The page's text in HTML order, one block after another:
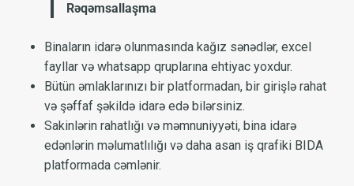
Rəqəmsallaşma
Binaların idarə olunmasında kağız sənədlər, excel
fayllar və whatsapp qruplarına ehtiyac yoxdur.
Bütün əmlaklarınızı bir platformadan, bir girişlə rahat
və şəffaf şəkildə idarə edə bilərsiniz.
Sakinlərin rahatlığı və məmnuniyyəti, bina idarə
edənlərin məlumatlılığı və daha asan iş qrafiki BIDA
platformada cəmlənir.